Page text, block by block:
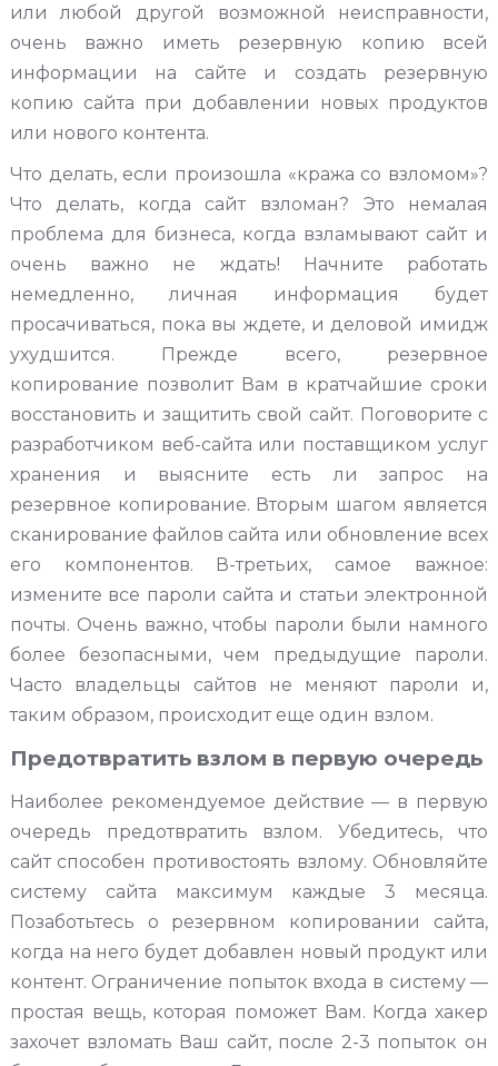
или любой другой возможной неисправности,
очень важно иметь резервную копию всей
информации на сайте и создать резервную
копию сайта при добавлении новых продуктов
или нового контента.
Что делать, если произошла «кража со взломом»?
Что делать, когда сайт взломан? Это немалая
проблема для бизнеса, когда взламывают сайт и
очень важно не ждать! Начните работать
немедленно, личная информация будет
просачиваться, пока вы ждете, и деловой имидж
ухудшится. Прежде всего, резервное
копирование позволит Вам в кратчайшие сроки
восстановить и защитить свой сайт. Поговорите с
разработчиком веб-сайта или поставщиком услуг
хранения и выясните есть ли запрос на
резервное копирование. Вторым шагом является
сканирование файлов сайта или обновление всех
его компонентов. В-третьих, самое важное:
измените все пароли сайта и статьи электронной
почты. Очень важно, чтобы пароли были намного
более безопасными, чем предыдущие пароли.
Часто владельцы сайтов не меняют пароли и,
таким образом, происходит еще один взлом.
Предотвратить взлом в первую очередь
Наиболее рекомендуемое действие — в первую
очередь предотвратить взлом. Убедитесь, что
сайт способен противостоять взлому. Обновляйте
систему сайта максимум каждые 3 месяца.
Позаботьтесь о резервном копировании сайта,
когда на него будет добавлен новый продукт или
контент. Ограничение попыток входа в систему —
простая вещь, которая поможет Вам. Когда хакер
захочет взломать Ваш сайт, после 2-3 попыток он